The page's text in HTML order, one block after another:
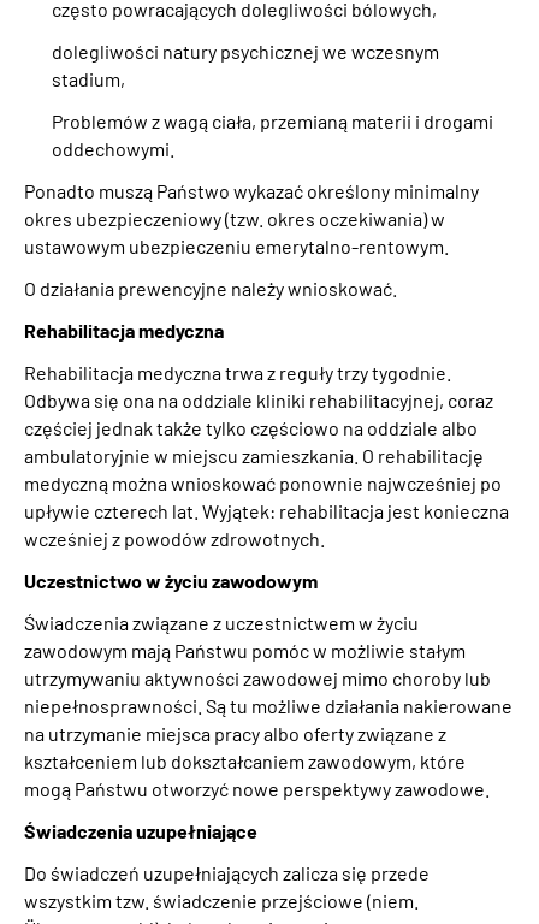
często powracających dolegliwości bólowych,
dolegliwości natury psychicznej we wczesnym
stadium,
Problemów z wagą ciała, przemianą materii i drogami
oddechowymi.
Ponadto muszą Państwo wykazać określony minimalny
okres ubezpieczeniowy (tzw. okres oczekiwania) w
ustawowym ubezpieczeniu emerytalno-rentowym.
O działania prewencyjne należy wnioskować.
Rehabilitacja medyczna
Rehabilitacja medyczna trwa z reguły trzy tygodnie.
Odbywa się ona na oddziale kliniki rehabilitacyjnej, coraz
częściej jednak także tylko częściowo na oddziale albo
ambulatoryjnie w miejscu zamieszkania. O rehabilitację
medyczną można wnioskować ponownie najwcześniej po
upływie czterech lat. Wyjątek: rehabilitacja jest konieczna
wcześniej z powodów zdrowotnych.
Uczestnictwo w życiu zawodowym
Świadczenia związane z uczestnictwem w życiu
zawodowym mają Państwu pomóc w możliwie stałym
utrzymywaniu aktywności zawodowej mimo choroby lub
niepełnosprawności. Są tu możliwe działania nakierowane
na utrzymanie miejsca pracy albo oferty związane z
kształceniem lub dokształcaniem zawodowym, które
mogą Państwu otworzyć nowe perspektywy zawodowe.
Świadczenia uzupełniające
Do świadczeń uzupełniających zalicza się przede
wszystkim tzw. świadczenie przejściowe (niem.